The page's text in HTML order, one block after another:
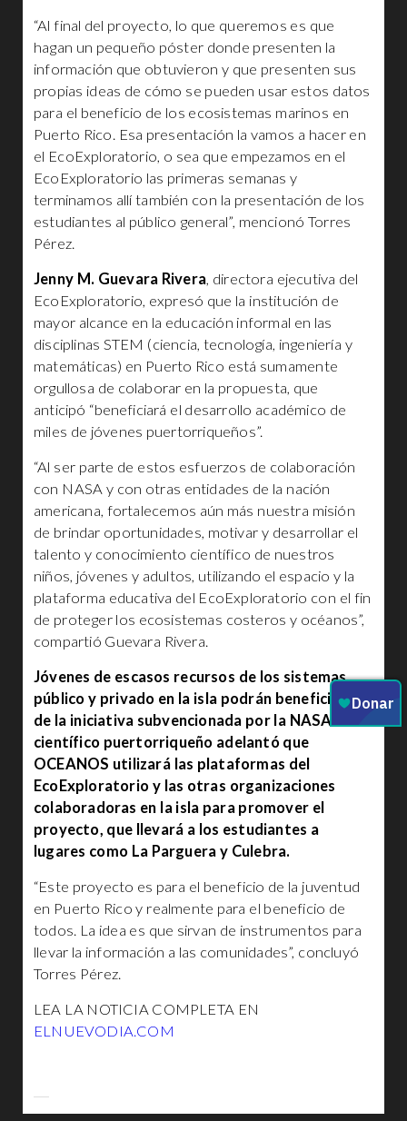
“Al final del proyecto, lo que queremos es que
hagan un pequeño póster donde presenten la
información que obtuvieron y que presenten sus
propias ideas de cómo se pueden usar estos datos
para el beneficio de los ecosistemas marinos en
Puerto Rico. Esa presentación la vamos a hacer en
el EcoExploratorio, o sea que empezamos en el
EcoExploratorio las primeras semanas y
terminamos allí también con la presentación de los
estudiantes al público general”, mencionó Torres
Pérez.
Jenny M. Guevara Rivera, directora ejecutiva del
EcoExploratorio, expresó que la institución de
mayor alcance en la educación informal en las
disciplinas STEM (ciencia, tecnología, ingeniería y
matemáticas) en Puerto Rico está sumamente
orgullosa de colaborar en la propuesta, que
anticipó “beneficiará el desarrollo académico de
miles de jóvenes puertorriqueños”.
“Al ser parte de estos esfuerzos de colaboración
con NASA y con otras entidades de la nación
americana, fortalecemos aún más nuestra misión
de brindar oportunidades, motivar y desarrollar el
talento y conocimiento científico de nuestros
niños, jóvenes y adultos, utilizando el espacio y la
plataforma educativa del EcoExploratorio con el fin
de proteger los ecosistemas costeros y océanos”,
compartió Guevara Rivera.
Jóvenes de escasos recursos de los sistemas
público y privado en la isla podrán beneficiarse
de la iniciativa subvencionada por la NASA. El
científico puertorriqueño adelantó que
OCEANOS utilizará las plataformas del
EcoExploratorio y las otras organizaciones
colaboradoras en la isla para promover el
proyecto, que llevará a los estudiantes a
lugares como La Parguera y Culebra.
“Este proyecto es para el beneficio de la juventud
en Puerto Rico y realmente para el beneficio de
todos. La idea es que sirvan de instrumentos para
llevar la información a las comunidades”, concluyó
Torres Pérez.
LEA LA NOTICIA COMPLETA EN
ELNUEVODIA.COM